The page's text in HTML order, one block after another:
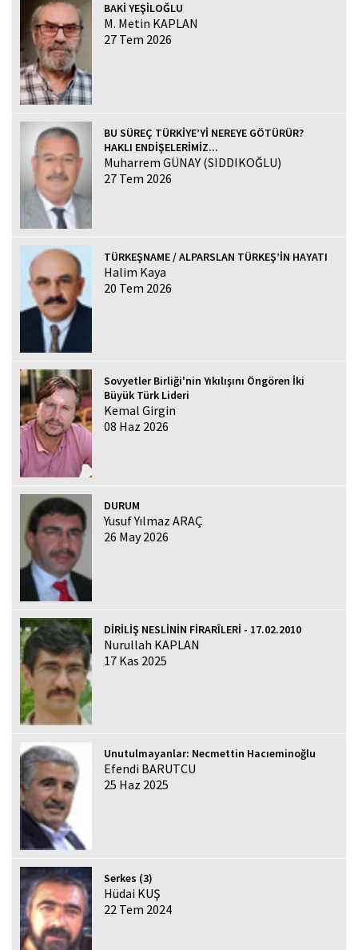
BAKİ YEŞİLOĞLU
M. Metin KAPLAN
27 Tem 2026
BU SÜREÇ TÜRKİYE’Yİ NEREYE GÖTÜRÜR?
HAKLI ENDİŞELERİMİZ...
Muharrem GÜNAY (SIDDIKOĞLU)
27 Tem 2026
TÜRKEŞNAME / ALPARSLAN TÜRKEŞ’İN HAYATI
Halim Kaya
20 Tem 2026
Sovyetler Birliği'nin Yıkılışını Öngören İki
Büyük Türk Lideri
Kemal Girgin
08 Haz 2026
DURUM
Yusuf Yılmaz ARAÇ
26 May 2026
DİRİLİŞ NESLİNİN FİRARÎLERİ - 17.02.2010
Nurullah KAPLAN
17 Kas 2025
Unutulmayanlar: Necmettin Hacıeminoğlu
Efendi BARUTCU
25 Haz 2025
Serkes (3)
Hüdai KUŞ
22 Tem 2024